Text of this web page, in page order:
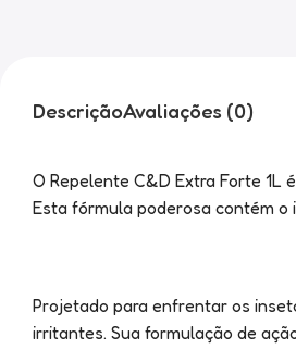
DescriçãoAvaliações (0)
O Repelente C&D Extra Forte
Esta fórmula poderosa contém o
Projetado para enfrentar os
irritantes. Sua formulação de